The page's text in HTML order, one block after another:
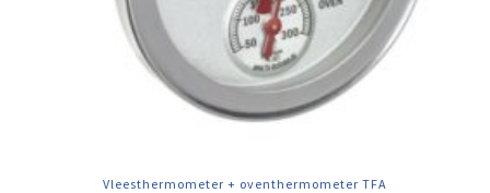
Vleesthermometer + oventhermometer TFA